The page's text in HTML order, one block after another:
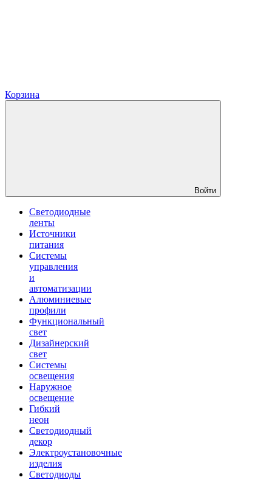
Корзина
Войти
Светодиодные
ленты
Источники
питания
Системы
управления
и
автоматизации
Алюминиевые
профили
Функциональный
свет
Дизайнерский
свет
Системы
освещения
Наружное
освещение
Гибкий
неон
Светодиодный
декор
Электроустановочные
изделия
Светодиоды